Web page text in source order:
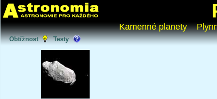
Kamenné planety
Obtížnost Testy